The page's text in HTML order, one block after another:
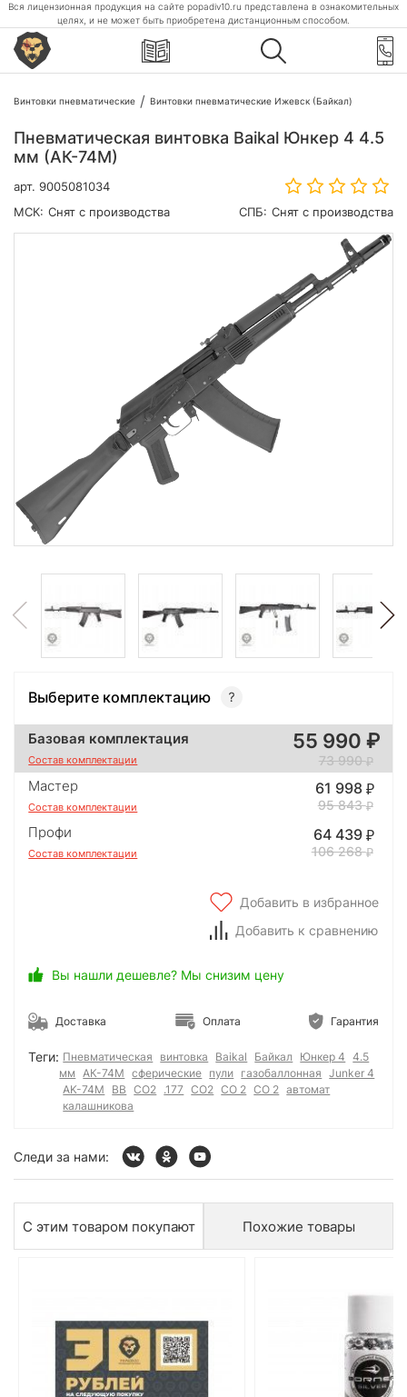
Вся лицензионная продукция на сайте popadiv10.ru представлена в ознакомительных
целях, и не может быть приобретена дистанционным способом.
Винтовки пневматические Винтовки пневматические Ижевск (Байкал)
Пневматическая винтовка Baikal Юнкер 4 4.5
мм (АК-74М)
арт. 9005081034
МСК: Снят с производства СПБ: Снят с производства
Выберите комплектацию
Базовая комплектация
Состав комплектации
55 990
73 990
Мастер
Состав комплектации
61 998
95 843
Профи
Состав комплектации
64 439
106 268
Добавить в избранное
Добавить к сравнению
Вы нашли дешевле? Мы снизим цену
Доставка Оплата Гарантия
Теги: Пневматическая винтовка Baikal Байкал Юнкер 4
4.5
мм
АК-74М сферические пули газобаллонная
Junker 4
AK-74M
BB CO2 .177 СО2 СО 2 CO 2 автомат
калашникова
Следи за нами:
С этим товаром покупают Похожие товары